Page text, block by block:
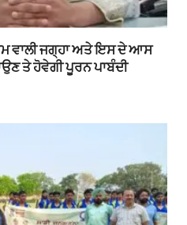
ਵਾਲੀ ਜਗ੍ਹਾ ਅਤੇ ਇਸ ਦੇ ਆਸ
ਤੇ ਹੋਵੇਗੀ ਪੂਰਨ ਪਾਬੰਦੀ